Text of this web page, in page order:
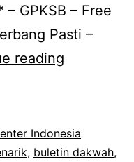
GPKSB – Free
Pasti –
reading
Blog
Artikel
Indonesia
, buletin dakwah,